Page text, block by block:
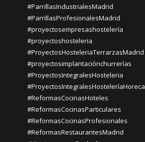
#ParrillasIndustrialesMadrid
#ParrillasProfesionalesMadrid
#proyectosempresashostelería
#proyectoshosteleria
#ProyectosHosteleriaTerrarzasMadrid
#proyectosimplantaciónchurrerías
#ProyectosIntegralesHosteleria
#ProyectosIntegralesHosteleríaHoreca
#ReformasCocinasHoteles
#ReformasCocinasParticulares
#ReformasCocinasProfesionales
#ReformasRestaurantesMadrid